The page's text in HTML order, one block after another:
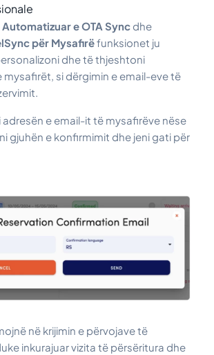
Automatizuar e OTA Sync dhe
për Mysafirëfunksionet ju
dhe të thjeshtoni
si dërgimin e email-eve të
e email-it të mysafirëve nëse
gjuhën e konfirmimit dhe jeni gati për
në krijimin e përvojave të
inkurajuar vizita të përsëritura dhe